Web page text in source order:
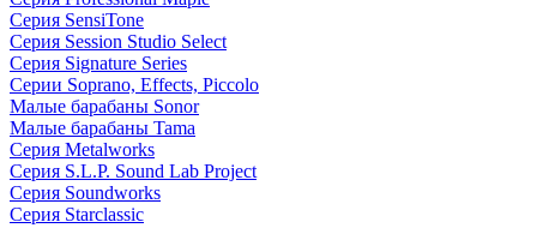
Серия SensiTone
Серия Session Studio Select
Серия Signature Series
Серии Soprano, Effects, Piccolo
Малые барабаны Sonor
Малые барабаны Tama
Серия Metalworks
Серия S.L.P. Sound Lab Project
Серия Soundworks
Серия Starclassic